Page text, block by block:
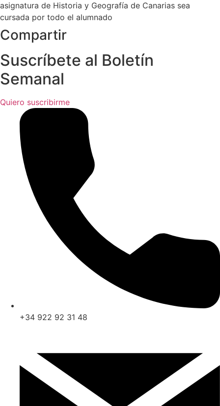
asignatura de Historia y Geografía de Canarias sea
cursada por todo el alumnado
Compartir
Suscríbete al Boletín
Semanal
Quiero suscribirme
+34 922 92 31 48